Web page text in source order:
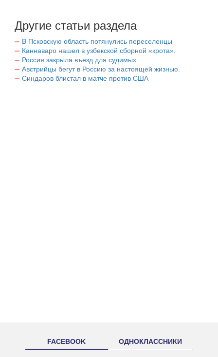
Другие статьи раздела
В Псковскую область потянулись переселенцы
Каннаваро нашел в узбекской сборной «крота».
Россия закрыла въезд для судимых.
Австрийцы бегут в Россию за настоящей жизнью.
Синдаров блистал в матче против США
FACEBOOK ОДНОКЛАССНИКИ